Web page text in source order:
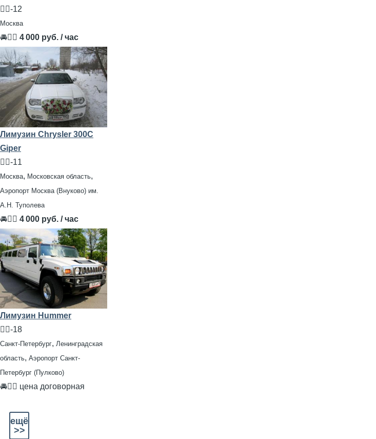
🧍‍♂️-12
Москва
🚘👨‍✈ 4 000 руб. / час
Лимузин Chrysler 300С
Giper
🧍‍♂️-11
Москва, Московская область,
Аэропорт Москва (Внуково) им.
А.Н. Туполева
🚘👨‍✈ 4 000 руб. / час
Лимузин Hummer
🧍‍♂️-18
Санкт-Петербург, Ленинградская
область, Аэропорт Санкт-
Петербург (Пулково)
🚘👨‍✈ цена договорная
ещё
>>